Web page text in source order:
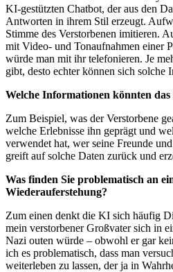
KI-gestützten Chatbot, der aus den
Antworten in ihrem Stil erzeugt.
Stimme des Verstorbenen imitieren.
mit Video- und Tonaufnahmen einer
würde man mit ihr telefonieren. Je
gibt, desto echter können sich solche
Welche Informationen könnten das
Zum Beispiel, was der Verstorbene
welche Erlebnisse ihn geprägt und
verwendet hat, wer seine Freunde
greift auf solche Daten zurück und
Was finden Sie problematisch an
Wiederauferstehung?
Zum einen denkt die KI sich häufig
mein verstorbener Großvater sich in
Nazi outen würde – obwohl er gar
ich es problematisch, dass man
weiterleben zu lassen, der ja in